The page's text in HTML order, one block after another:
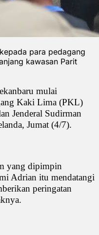
para pedagang
kawasan Parit
mulai
Kaki Lima (PKL)
Jenderal Sudirman
Jumat (4/7).
yang dipimpin
Adrian itu mendatangi
peringatan